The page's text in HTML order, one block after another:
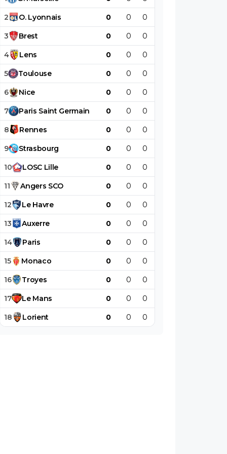
2 O. Lyonnais 0 0 0
3 Brest 0 0 0
4 Lens 0 0 0
5 Toulouse 0 0 0
6 Nice 0 0 0
7 Paris Saint Germain 0 0 0
8 Rennes 0 0 0
9 Strasbourg 0 0 0
10 LOSC Lille 0 0 0
11 Angers SCO 0 0 0
12 Le Havre 0 0 0
13 Auxerre 0 0 0
14 Paris 0 0 0
15 Monaco 0 0 0
16 Troyes 0 0 0
17 Le Mans 0 0 0
18 Lorient 0 0 0